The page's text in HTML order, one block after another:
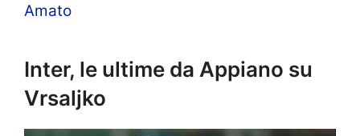
Amato
Inter, le ultime da Appiano su
Vrsaljko